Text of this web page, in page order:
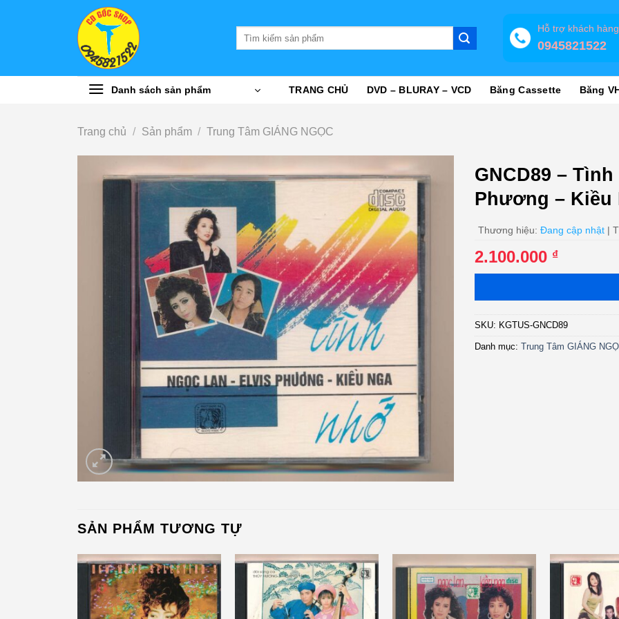
Hỗ trợ khách hàng
0945821522
Danh sách sản phẩm TRANG CHỦ DVD – BLURAY – VCD Băng Cassette Băng
Trang chủ / Sản phẩm / Trung Tâm GIÁNG NGỌC
GNCD89 –
Phương – Kiều
Thương hiệu: Đang cập nhật |
2.100.000 ₫
SKU: KGTUS-GNCD89
Danh mục: Trung Tâm GIÁNG
SẢN PHẨM TƯƠNG TỰ